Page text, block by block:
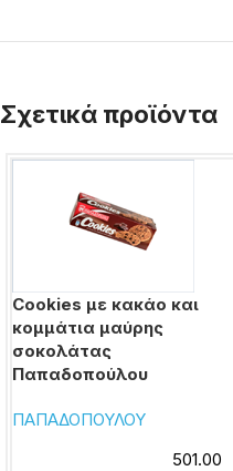
Σχετικά προϊόντα
Cookies με κακάο και
κομμάτια μαύρης
σοκολάτας
Παπαδοπούλου
ΠΑΠΑΔΟΠΟΥΛΟΥ
501.00